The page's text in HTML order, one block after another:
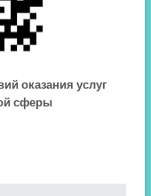
оказания услуг
сферы